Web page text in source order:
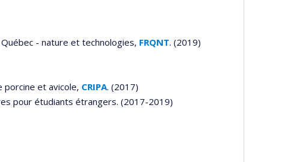
- nature et technologies, FRQNT. (2019)
porcine et avicole, CRIPA. (2017)
pour étudiants étrangers. (2017-2019)